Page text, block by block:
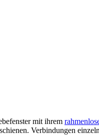
mit ihrem
Verbindungen